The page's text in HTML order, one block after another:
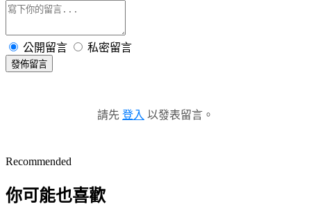
公開留言 私密留言
發佈留言
請先 登入 以發表留言。
Recommended
你可能也喜歡